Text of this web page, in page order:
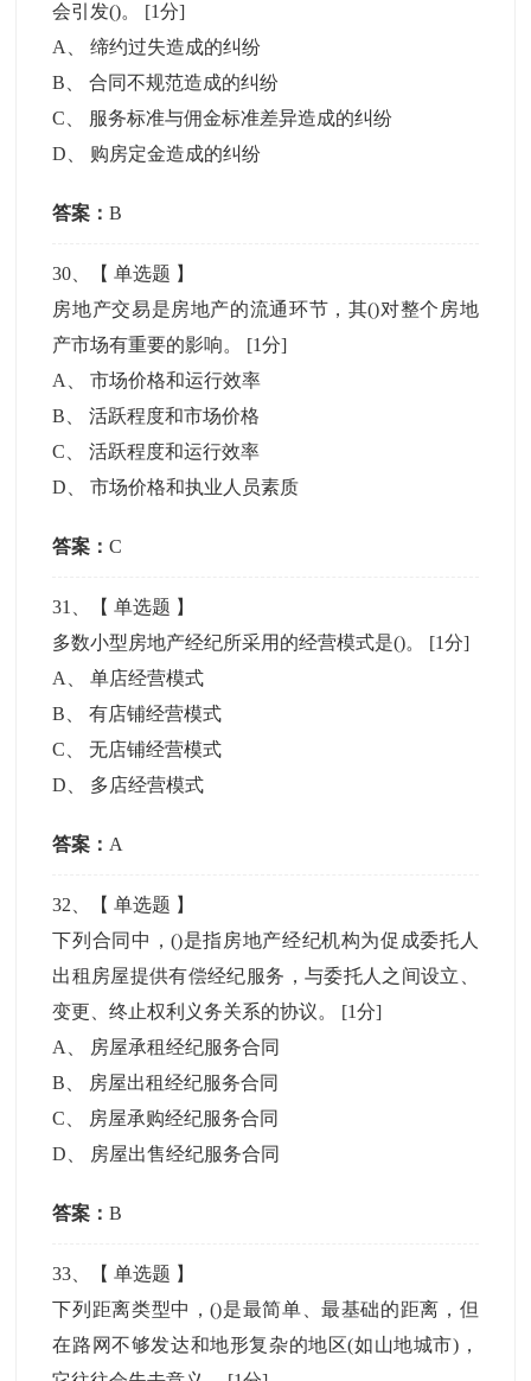
会引发()。 [1分]
A
、缔约过失造成的纠纷
B 、合同不规范造成的纠纷
C
服务标准与佣金标准差异造成的纠纷
D
购房定金造成的纠纷
答案：B
30 、【单选题 】
房地产交易是房地产的流通环节，其()对整个房地
产市场有重要的影响。 [1分]
A
、市场价格和运行效率
B 、活跃程度和市场价格
C 、活跃程度和运行效率
D 、市场价格和执业人员素质
答案：C
31 、【单选题 】
多数小型房地产经纪所采用的经营模式是()。 [1分]
A
、单店经营模式
B 、有店铺经营模式
C 、无店铺经营模式
D
多店经营模式
答案： A
32 、【单选题 】
下列合同中，()是指房地产经纪机构为促成委托人
出租房屋提供有偿经纪服务，与委托人之间设立、
变更、终止权利义务关系的协议。 [1分]
A
房屋承租经纪服务合同
B
房屋出租经纪服务合同
C
房屋承购经纪服务合同
D
房屋出售经纪服务合同
答案：B
33 、【单选题 】
下列距离类型中，()是最简单、最基础的距离，但
在路网不够发达和地形复杂的地区(如山地城市)，